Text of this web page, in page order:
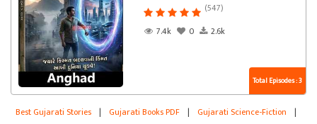
(547)
7.4k
0 2.6k
Total Episodes : 3
Best Gujarati Stories | Gujarati Books PDF | Gujarati Science-Fiction |